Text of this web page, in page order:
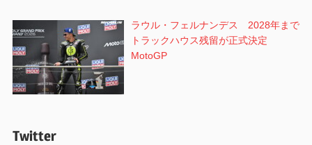
ラウル・フェルナンデス 2028年まで
トラックハウス残留が正式決定
MotoGP
Twitter